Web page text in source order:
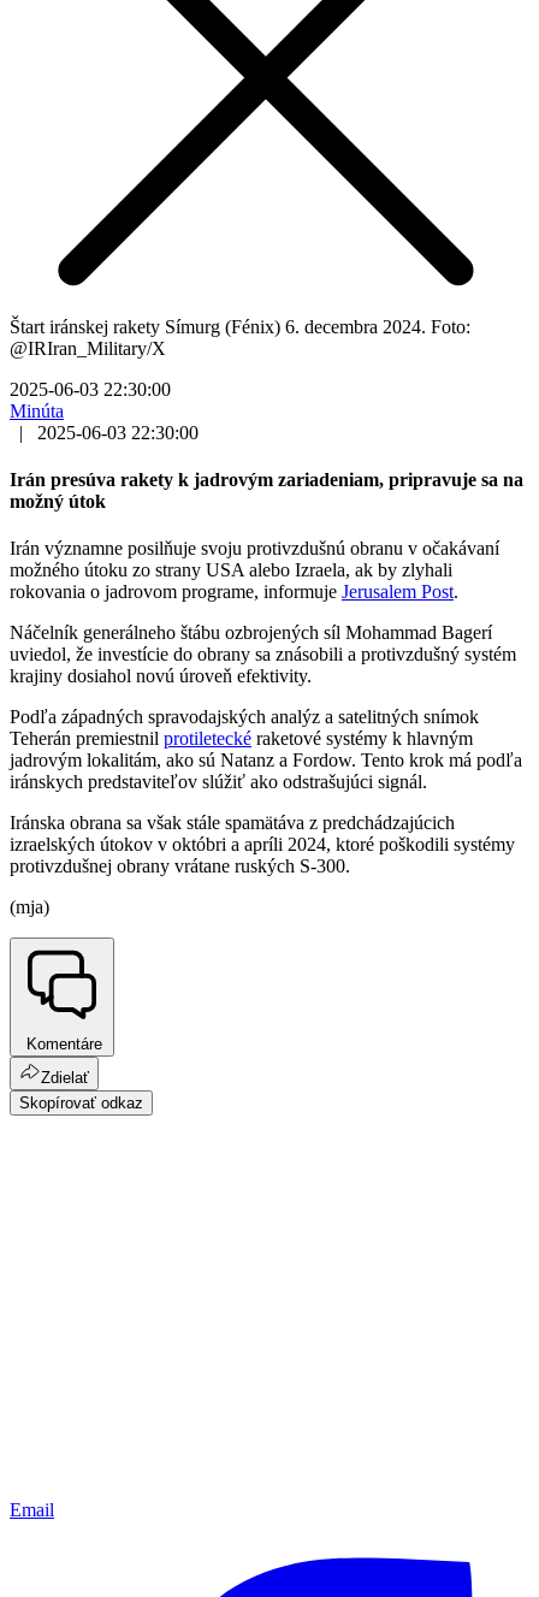
Štart iránskej rakety Símurg (Fénix) 6. decembra 2024. Foto:
@IRIran_Military/X
2025-06-03 22:30:00
Minúta
|
2025-06-03 22:30:00
Irán presúva rakety k jadrovým zariadeniam, pripravuje sa na
možný útok
Irán významne posilňuje svoju protivzdušnú obranu v očakávaní
možného útoku zo strany USA alebo Izraela, ak by zlyhali
rokovania o jadrovom programe, informuje Jerusalem Post.
Náčelník generálneho štábu ozbrojených síl Mohammad Bagerí
uviedol, že investície do obrany sa znásobili a protivzdušný systém
krajiny dosiahol novú úroveň efektivity.
Podľa západných spravodajských analýz a satelitných snímok
Teherán premiestnil protiletecké raketové systémy k hlavným
jadrovým lokalitám, ako sú Natanz a Fordow. Tento krok má podľa
iránskych predstaviteľov slúžiť ako odstrašujúci signál.
Iránska obrana sa však stále spamätáva z predchádzajúcich
izraelských útokov v októbri a apríli 2024, ktoré poškodili systémy
protivzdušnej obrany vrátane ruských S-300.
(mja)
Komentáre
Zdielať
Skopírovať odkaz
Email